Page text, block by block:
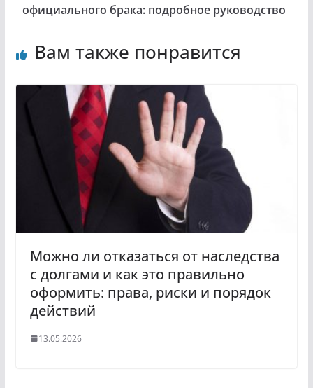
официального брака: подробное руководство
Вам также понравится
Можно ли отказаться от наследства
с долгами и как это правильно
оформить: права, риски и порядок
действий
13.05.2026